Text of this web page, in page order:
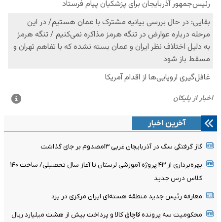
آخرین اخبار
گاز گرفتگی سگ در آذربایجان غربی ۱۳مصدوم بر جای گذاشت
بهره‌برداری از ۴۳ پروژه آموزشی لرستان تا آغاز سال تحصیلی/ ساخت ۱۴۰
کلاس درس جدید
معارفه رئیس جدید منطقه هسته‌ای ایران مرکزی در یزد
محکومیت سه پرونده قاچاق کالا و پرداخت بیش از هشت میلیارد ریال